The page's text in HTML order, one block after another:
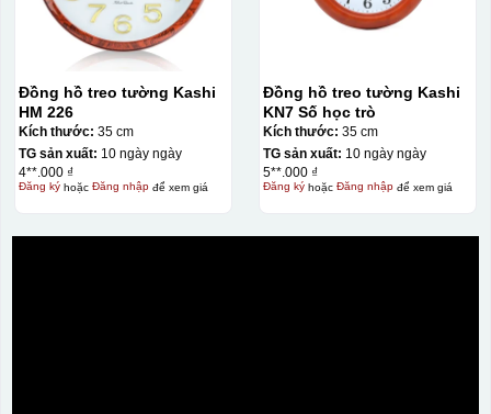
Đồng hồ treo tường Kashi
HM 226
Kích thước: 35 cm
TG sản xuất: 10 ngày ngày
4**.000 ₫
Đăng kýhoặc Đăng nhậpđể xem giá
Đồng hồ treo tường Kashi
KN7 Số học trò
Kích thước: 35 cm
TG sản xuất: 10 ngày ngày
5**.000 ₫
Đăng kýhoặc Đăng nhậpđể xem giá